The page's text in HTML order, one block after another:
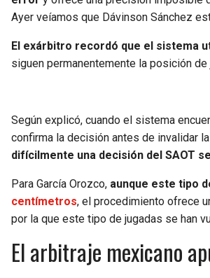
Ayer veíamos que Dávinson Sánchez
El exárbitro recordó que el sistema
siguen permanentemente la posición
Según explicó, cuando el sistema
confirma la decisión antes de invalidar
difícilmente una decisión del SAOT
Para García Orozco, aunque este tipo
centímetros, el procedimiento ofrece
por la que este tipo de jugadas se han
El arbitraje mexicano